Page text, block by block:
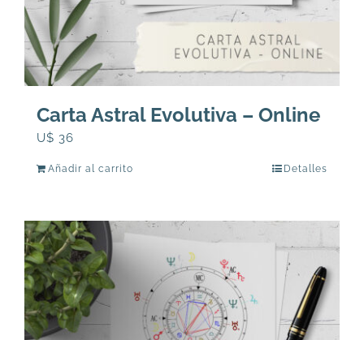
Carrito
Carta Astral Evolutiva – Online
U$ 36
Añadir al carrito Detalles